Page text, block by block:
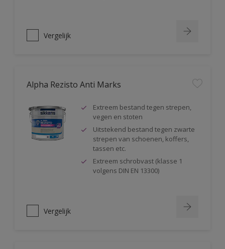
Vergelijk
Alpha Rezisto Anti Marks
Extreem bestand tegen strepen,
vegen en stoten
Uitstekend bestand tegen zwarte
strepen van schoenen, koffers,
tassen etc.
Extreem schrobvast (klasse 1
volgens DIN EN 13300)
Vergelijk